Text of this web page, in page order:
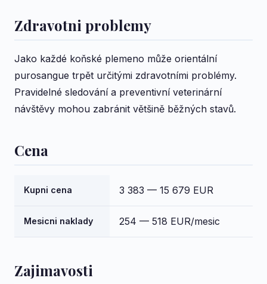
Zdravotni problemy
Jako každé koňské plemeno může orientální
purosangue trpět určitými zdravotními problémy.
Pravidelné sledování a preventivní veterinární
návštěvy mohou zabránit většině běžných stavů.
Cena
Kupni cena 3 383 — 15 679 EUR
Mesicni naklady 254 — 518 EUR/mesic
Zajimavosti